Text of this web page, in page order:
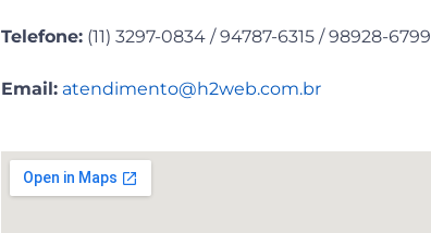
Telefone: (11) 3297-0834 / 94787-6315 / 98928-6799
Email: atendimento@h2web.com.br